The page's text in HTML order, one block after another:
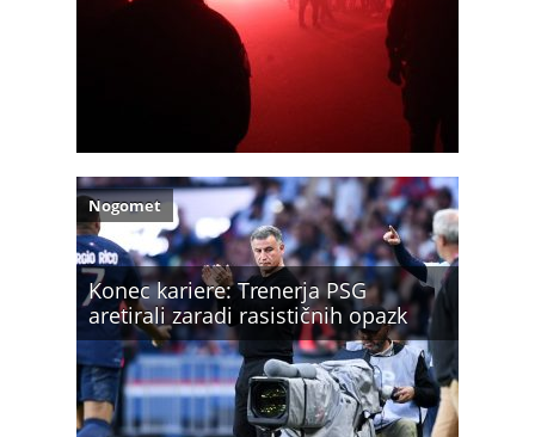
Konec kariere: Trenerja PSG
aretirali zaradi rasističnih opazk
Nogomet